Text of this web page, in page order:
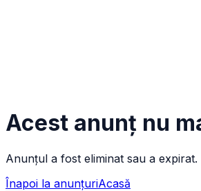
Acest anunț nu
Anunțul a fost eliminat sau a
Înapoi la anunțuriAcasă